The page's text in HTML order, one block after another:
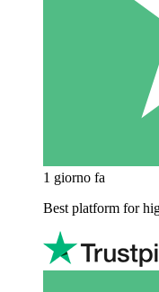
1 giorno fa
Best platform for